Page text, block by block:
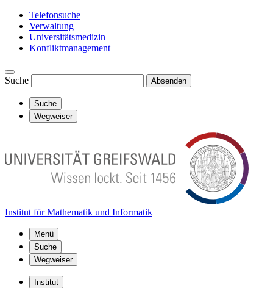
Telefonsuche
Verwaltung
Universitätsmedizin
Konfliktmanagement
Suche Absenden
Suche
Wegweiser
Institut für Mathematik und Informatik
Menü
Suche
Wegweiser
Institut